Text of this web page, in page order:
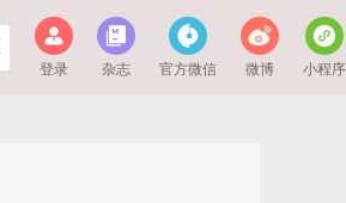
登录 杂志 官方微信 微博 小程序